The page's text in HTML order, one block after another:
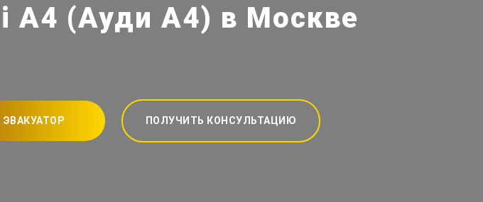
A4 (Ауди А4) в Москве
ЭВАКУАТОР ПОЛУЧИТЬ КОНСУЛЬТАЦИЮ